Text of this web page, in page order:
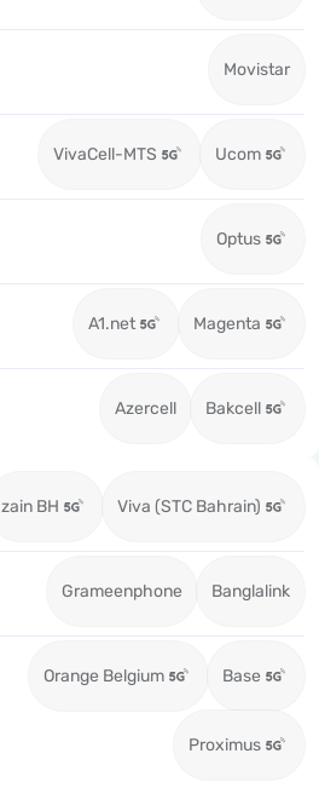
Movistar
VivaCell-MTS Ucom
Optus
A1.net Magenta
Azercell Bakcell
zain BH Viva (STC Bahrain)
Grameenphone Banglalink
Orange Belgium Base
Proximus